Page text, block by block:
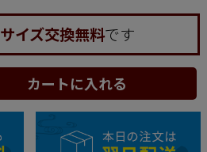
サイズ交換無料です
カートに入れる